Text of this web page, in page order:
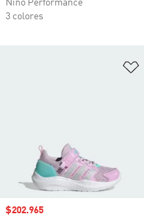
Niño Performance
3 colores
Precio de venta
$202.965